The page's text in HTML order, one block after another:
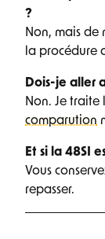
?
Non, mais de
la procédure
Dois-je aller
Non. Je traite
comparution
Et si la 48SI
Vous
repasser.